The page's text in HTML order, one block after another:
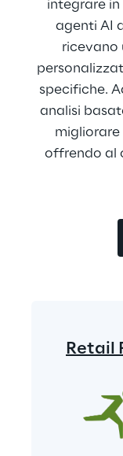
integrare
agenti AI
ricevano
specifiche.
analisi
migliorare
offrendo al
Retail